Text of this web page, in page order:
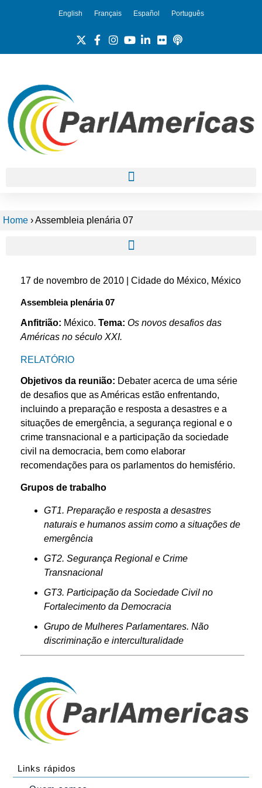
English Français Español Português
Home ›Assembleia plenária 07
17 de novembro de 2010 | Cidade do México, México
Assembleia plenária 07
Anfitrião: México. Tema: Os novos desafios das
Américas no século XXI.
RELATÓRIO
Objetivos da reunião: Debater acerca de uma série
de desafios que as Américas estão enfrentando,
incluindo a preparação e resposta a desastres e a
situações de emergência, a segurança regional e o
crime transnacional e a participação da sociedade
civil na democracia, bem como elaborar
recomendações para os parlamentos do hemisfério.
Grupos de trabalho
GT1. Preparação e resposta a desastres
naturais e humanos assim como a situações de
emergência
GT2. Segurança Regional e Crime
Transnacional
GT3. Participação da Sociedade Civil no
Fortalecimento da Democracia
Grupo de Mulheres Parlamentares. Não
discriminação e interculturalidade
Links rápidos